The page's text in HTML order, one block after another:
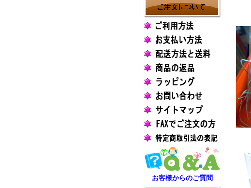
お客様からのご質問